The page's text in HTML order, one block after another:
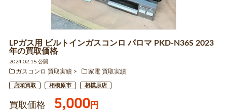
LPガス用 ビルトインガスコンロ パロマ PKD-N36S 2023
年の買取価格
2024.02.15 公開
ガスコンロ 買取実績
家電 買取実績
店頭買取 相模原市 相模原店
買取価格 5,000円